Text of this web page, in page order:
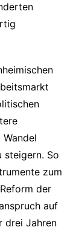
steigern. So
zum
der
auf
drei Jahren